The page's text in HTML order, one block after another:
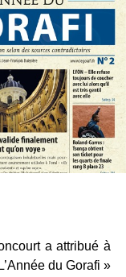
a attribué à
du Gorafi »